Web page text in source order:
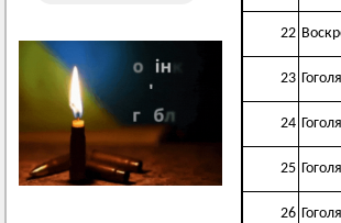
22
23
24
25
26